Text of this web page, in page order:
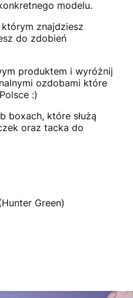
modelu.
znajdziesz
do zdobień
produktem i wyróżnij
ozdobami które
:)
boxach, które służą
oraz tacka do
Green)